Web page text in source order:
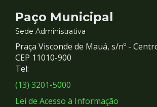
Contato
e
Redes
Sociais
Paço Municipal
Sede Administrativa
Praça Visconde de Mauá, s/nº -
CEP 11010-900
Tel:
(13) 3201-5000
Lei de Acesso à Informação